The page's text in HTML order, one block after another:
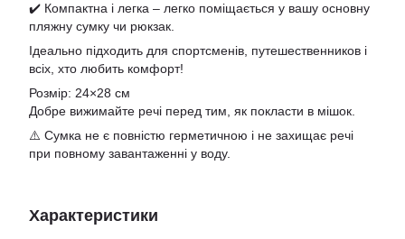
✔️ Компактна і легка – легко поміщається у вашу основну
пляжну сумку чи рюкзак.
Ідеально підходить для спортсменів, путешественников і
всіх, хто любить комфорт!
Розмір: 24×28 см
Добре вижимайте речі перед тим, як покласти в мішок.
⚠️ Сумка не є повністю герметичною і не захищає речі
при повному завантаженні у воду.
Характеристики